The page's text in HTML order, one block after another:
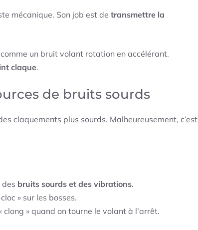
mécanique. Son job est de transmettre la
un bruit volant rotation en accélérant.
claque.
de bruits sourds
claquements plus sourds. Malheureusement, c’est
bruits sourds et des vibrations.
» sur les bosses.
clong » quand on tourne le volant à l’arrêt.